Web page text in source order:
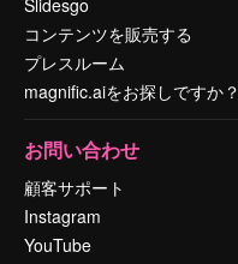
コンテンツを販売する
プレスルーム
magnific.aiをお探しですか？
お問い合わせ
顧客サポート
Instagram
YouTube